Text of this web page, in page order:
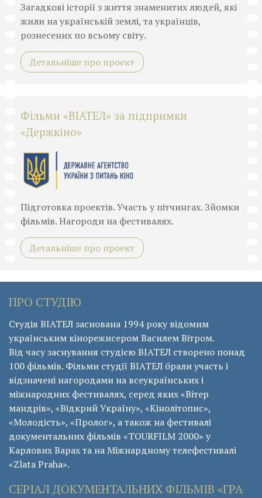
Загадкові історії з життя знаменитих людей, які
жили на українській землі, та українців,
рознесених по всьому світу.
Детальніше про проект
Фільми «ВІАТЕЛ» за підпримки
«Держкіно»
Підготовка проектів. Участь у пітчингах. Зйомки
фільмів. Нагороди на фестивалях.
Детальніше про проект
ПРО СТУДІЮ
Студія ВІАТЕЛ заснована 1994 року відомим
українським кінорежисером Василем Вітром.
Від часу заснування студією ВІАТЕЛ створено понад
100 фільмів. Фільми студії ВІАТЕЛ брали участь і
відзначені нагородами на всеукраїнських і
міжнародних фестивалях, серед яких «Вітер
мандрів», «Відкрий Україну», «Кінолітопис»,
«Молодість», «Пролог», а також на фестивалі
документальних фільмів «ТОURFILM 2000» у
Карлових Варах та на Міжнардному телефестивалі
«Zlata Praha».
СЕРІАЛ ДОКУМЕНТАЛЬНИХ ФІЛЬМІВ «ГРА